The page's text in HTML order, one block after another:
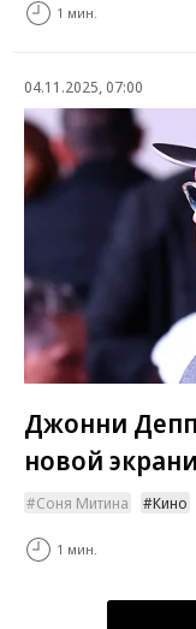
1 мин.
04.11.2025, 07:00
Джонни
новой
Соня Митина Кино
1 мин.